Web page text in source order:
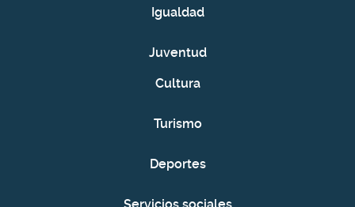
Igualdad
Juventud
Cultura
Turismo
Deportes